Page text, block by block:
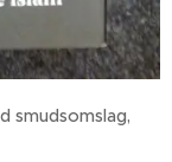
smudsomslag,